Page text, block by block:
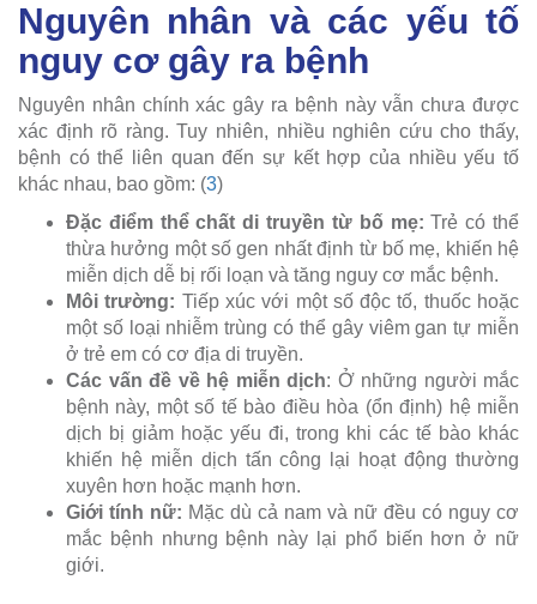
Nguyên nhân và các yếu tố
nguy cơ gây ra bệnh
Nguyên nhân chính xác gây ra bệnh này vẫn chưa được
xác định rõ ràng. Tuy nhiên, nhiều nghiên cứu cho thấy,
bệnh có thể liên quan đến sự kết hợp của nhiều yếu tố
khác nhau, bao gồm: (3)
Đặc điểm thể chất di truyền từ bố mẹ: Trẻ có thể
thừa hưởng một số gen nhất định từ bố mẹ, khiến hệ
miễn dịch dễ bị rối loạn và tăng nguy cơ mắc bệnh.
Môi trường: Tiếp xúc với một số độc tố, thuốc hoặc
một số loại nhiễm trùng có thể gây viêm gan tự miễn
ở trẻ em có cơ địa di truyền.
Các vấn đề về hệ miễn dịch: Ở những người mắc
bệnh này, một số tế bào điều hòa (ổn định) hệ miễn
dịch bị giảm hoặc yếu đi, trong khi các tế bào khác
khiến hệ miễn dịch tấn công lại hoạt động thường
xuyên hơn hoặc mạnh hơn.
Giới tính nữ: Mặc dù cả nam và nữ đều có nguy cơ
mắc bệnh nhưng bệnh này lại phổ biến hơn ở nữ
giới.